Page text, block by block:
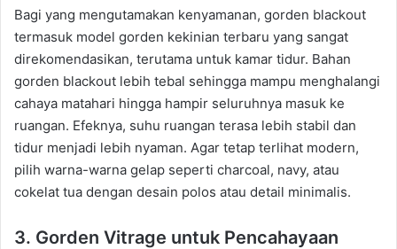
Bagi yang mengutamakan kenyamanan, gorden blackout
termasuk model gorden kekinian terbaru yang sangat
direkomendasikan, terutama untuk kamar tidur. Bahan
gorden blackout lebih tebal sehingga mampu menghalangi
cahaya matahari hingga hampir seluruhnya masuk ke
ruangan. Efeknya, suhu ruangan terasa lebih stabil dan
tidur menjadi lebih nyaman. Agar tetap terlihat modern,
pilih warna-warna gelap seperti charcoal, navy, atau
cokelat tua dengan desain polos atau detail minimalis.
3. Gorden Vitrage untuk Pencahayaan